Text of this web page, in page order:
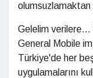
Gelelim verilere...
General Mobile
Türkiye'de her
uygulamalarını